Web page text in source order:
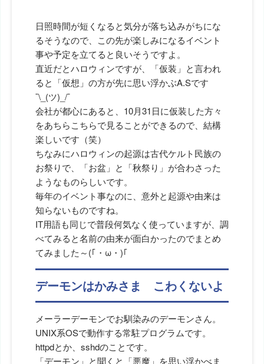
日照時間が短くなると気分が落ち込みがちにな
るそうなので、この先が楽しみになるイベント
事や予定を立てると良いそうですよ。
直近だとハロウィンですが、「仮装」と言われ
ると「仮想」の方が先に思い浮かぶA.Sです
¯\_(ツ)_/¯
会社が都心にあると、10月31日に仮装した方々
をあちらこちらで見ることができるので、結構
楽しいです（笑）
ちなみにハロウィンの起源は古代ケルト民族の
お祭りで、「お盆」と「秋祭り」が合わさった
ようなものらしいです。
毎年のイベント事なのに、意外と起源や由来は
知らないものですね。
IT用語も同じで普段何気なく使っていますが、調
べてみると名前の由来が面白かったのでまとめ
てみました～(｢・ω・)｢
デーモンはかみさま こわくないよ
メーラーデーモンでお馴染みのデーモンさん。
UNIX系OSで動作する常駐プログラムです。
httpdとか、sshdのことです。
「デーモン」と聞くと「悪魔」を思い浮かべま